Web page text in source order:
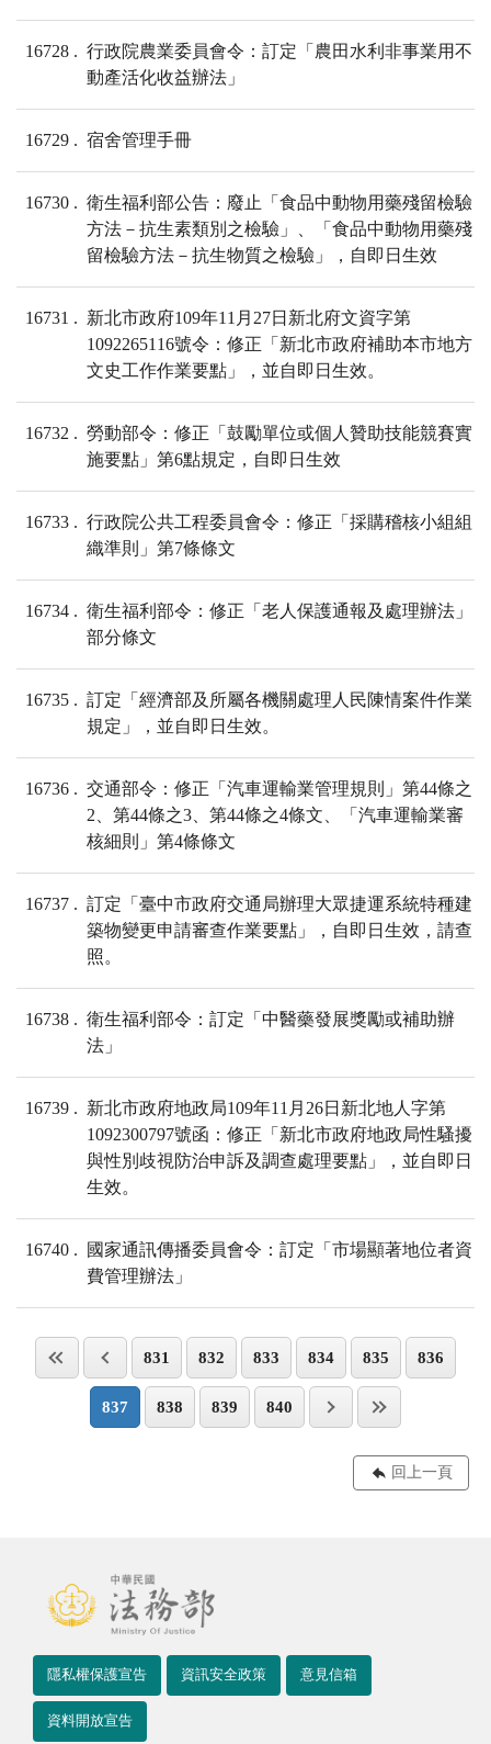
16728
行政院農業委員會令：訂定「農田水利非事業用不
動產活化收益辦法」
16729 宿舍管理手冊
16730
衛生福利部公告：廢止「食品中動物用藥殘留檢驗
方法－抗生素類別之檢驗」、「食品中動物用藥殘
留檢驗方法－抗生物質之檢驗」，自即日生效
16731
新北市政府109年11月27日新北府文資字第
1092265116號令：修正「新北市政府補助本市地方
文史工作作業要點」，並自即日生效。
16732
勞動部令：修正「鼓勵單位或個人贊助技能競賽實
施要點」第6點規定，自即日生效
16733
行政院公共工程委員會令：修正「採購稽核小組組
織準則」第7條條文
16734
衛生福利部令：修正「老人保護通報及處理辦法」
部分條文
16735
訂定「經濟部及所屬各機關處理人民陳情案件作業
規定」，並自即日生效。
16736
交通部令：修正「汽車運輸業管理規則」第44條之
2、第44條之3、第44條之4條文、「汽車運輸業審
核細則」第4條條文
16737
訂定「臺中市政府交通局辦理大眾捷運系統特種建
築物變更申請審查作業要點」，自即日生效，請查
照。
16738
衛生福利部令：訂定「中醫藥發展獎勵或補助辦
法」
16739
新北市政府地政局109年11月26日新北地人字第
1092300797號函：修正「新北市政府地政局性騷擾
與性別歧視防治申訴及調查處理要點」，並自即日
生效。
16740
國家通訊傳播委員會令：訂定「市場顯著地位者資
費管理辦法」
831 832 833 834 835 836
837 838 839 840
回上一頁
隱私權保護宣告 資訊安全政策 意見信箱
資料開放宣告